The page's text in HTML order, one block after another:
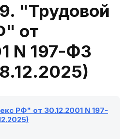
"Трудовой
от
N 197-ФЗ
РФ" от 30.12.2001 N 197-